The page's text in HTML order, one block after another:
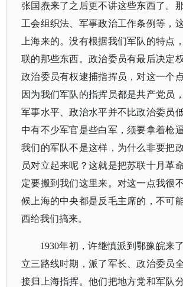
张国焘来了之后更不讲这些东西了。
工会组织法、军事政治工作条例等，
上海来的。没有根据我们军队的特点
联的那些东西。政治委员有最后决定
政治委员有权逮捕指挥员，对这一个
因为我们军队的指挥员都是共产党员
军事水平、政治水平并不比政治委员
中有不少军官是些白军，须要拿着枪
我们的军队不是这样，为什么非要把
员对立起来呢？这就是把苏联十月革
定要搬到我们这里来。对这一点我很
候上海的中央都是反毛主席的，不可
西给我们搞来。
1930年初，许继慎派到鄂豫皖来
立三路线时期，派了军长、政治委员
接归上海指挥。他们把地方党和军队